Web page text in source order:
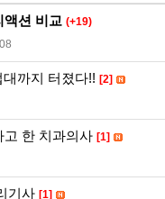
션 비교 (+19)
까지 터졌다!! [2]
고 한 치과의사 [1]
기사 [1]